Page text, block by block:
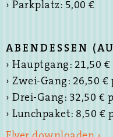
› Parkplatz: 5,00 €
ABENDESSEN
› Hauptgang: 21,50 €
› Zwei-Gang: 26,50 €
› Drei-Gang: 32,50 €
› Lunchpaket: 8,50 €